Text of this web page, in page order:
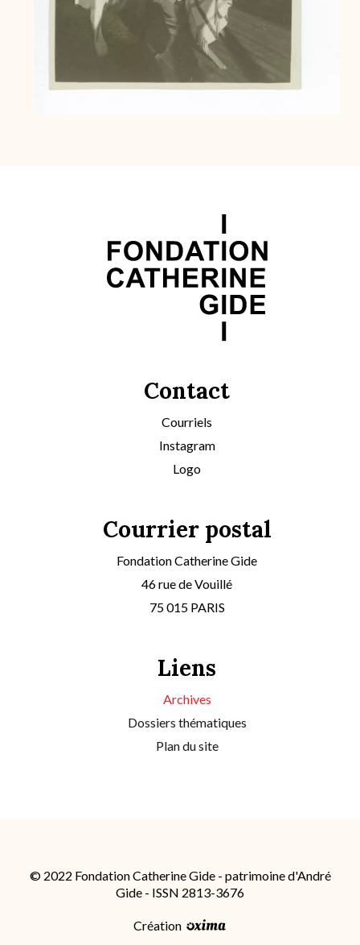
Contact
Courriels
Instagram
Logo
Courrier postal
Fondation Catherine Gide
46 rue de Vouillé
75 015 PARIS
Liens
Archives
Dossiers thématiques
Plan du site
© 2022 Fondation Catherine Gide - patrimoine d'André
Gide - ISSN 2813-3676
Création